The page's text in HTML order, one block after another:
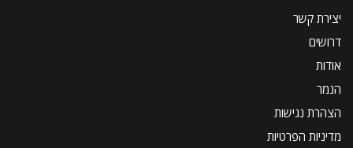
יצירת קשר
דרושים
אודות
הנמר
הצהרת נגישות
מדיניות הפרטיות